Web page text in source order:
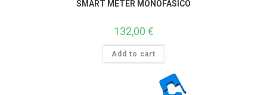
SMART METER MONOFASICO
132,00 €
Add to cart